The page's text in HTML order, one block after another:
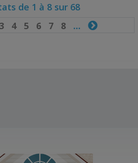
de 1 à 8 sur 68
3 4 5 6 7 8... 